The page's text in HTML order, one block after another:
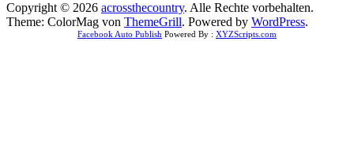
Copyright © 2026 acrossthecountry. Alle Rechte vorbehalten.
Theme: ColorMag von ThemeGrill. Powered by WordPress.
Facebook Auto Publish Powered By : XYZScripts.com